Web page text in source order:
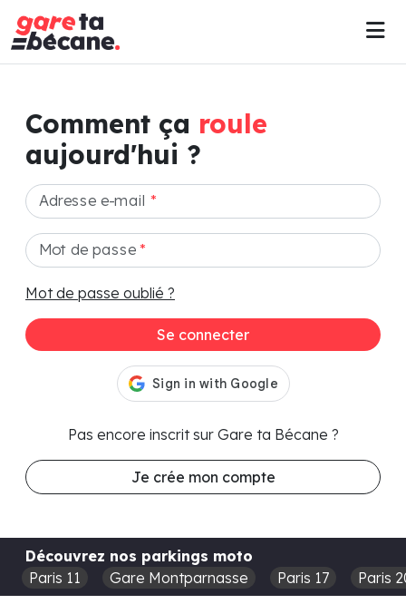
Comment ça roule
aujourd'hui ?
Adresse e-mail *
Mot de passe*
Mot de passe oublié ?
Se connecter
Pas encore inscrit sur Gare ta Bécane ?
Je crée mon compte
Découvrez nos parkings moto
Paris 11
Gare Montparnasse Paris 17 Paris